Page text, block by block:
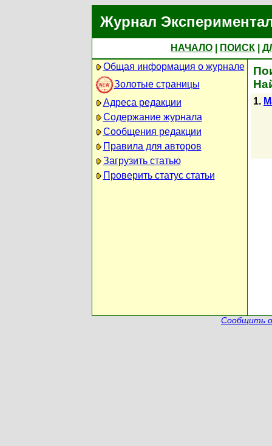
Журнал
НАЧАЛО ПОИСК
Общая информация о журнале
Золотые страницы
Адреса редакции
Содержание журнала
Сообщения редакции
Правила для авторов
Загрузить статью
Проверить статус статьи
1.
Сообщить о